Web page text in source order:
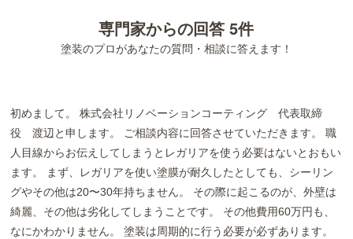
専門家からの回答 5件
塗装のプロがあなたの質問・相談に答えます！
初めまして。 株式会社リノベーションコーティング 代表取締
役 渡辺と申します。 ご相談内容に回答させていただきます。 職
人目線からお伝えしてしまうとレガリアを使う必要はないとおもい
ます。 まず、レガリアを使い塗膜が耐久したとしても、シーリン
グやその他は20〜30年持ちません。 その際に起こるのが、外壁は
綺麗、その他は劣化してしまうことです。 その他費用60万円も、
なにかわかりません。 塗装は周期的に行う必要が必ずあります。